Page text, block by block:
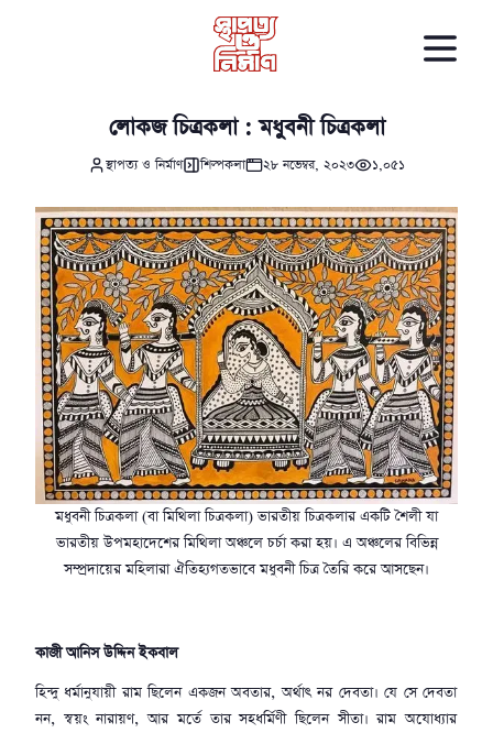
লোকজ চিত্রকলা : মধুবনী চিত্রকলা
স্থাপত্য ও নির্মাণ শিল্পকলা ২৮ নভেম্বর, ২০২৩ ১,০৫১
মধুবনী চিত্রকলা (বা মিথিলা চিত্রকলা) ভারতীয় চিত্রকলার একটি শৈলী যা
ভারতীয় উপমহাদেশের মিথিলা অঞ্চলে চর্চা করা হয়। এ অঞ্চলের বিভিন্ন
সম্প্রদায়ের মহিলারা ঐতিহ্যগতভাবে মধুবনী চিত্র তৈরি করে আসছেন।
কাজী আনিস উদ্দিন ইকবাল
হিন্দু ধর্মানুযায়ী রাম ছিলেন একজন অবতার, অর্থাৎ নর দেবতা। যে সে দেবতা
নন, স্বয়ং নারায়ণ, আর মর্তে তার সহধর্মিণী ছিলেন সীতা। রাম অযোধ্যার